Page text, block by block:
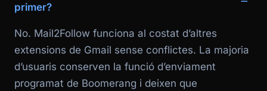
primer?
No. Mail2Follow funciona al costat d’altres
extensions de Gmail sense conflictes. La majoria
d’usuaris conserven la funció d’enviament
programat de Boomerang i deixen que